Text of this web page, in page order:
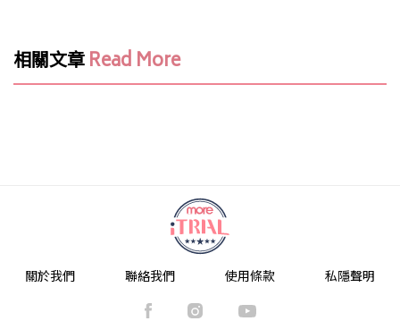
相關文章 Read More
關於我們 聯絡我們 使用條款 私隱聲明